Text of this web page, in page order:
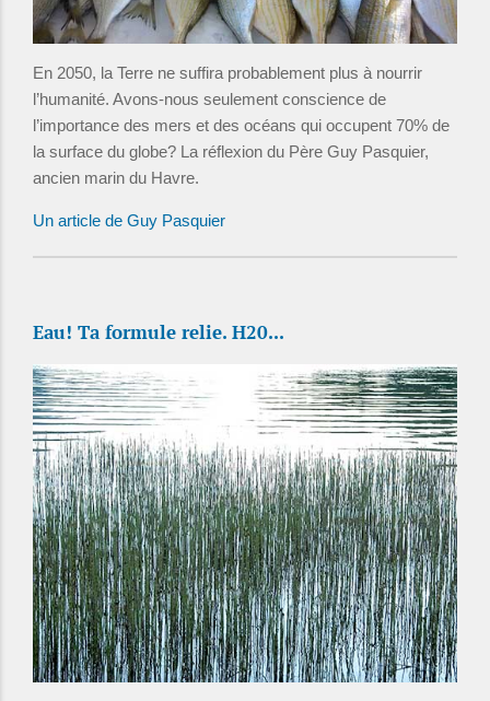
En 2050, la Terre ne suffira probablement plus à nourrir
l’humanité. Avons-nous seulement conscience de
l’importance des mers et des océans qui occupent 70% de
la surface du globe? La réflexion du Père Guy Pasquier,
ancien marin du Havre.
Un article de Guy Pasquier
Eau! Ta formule relie. H20...